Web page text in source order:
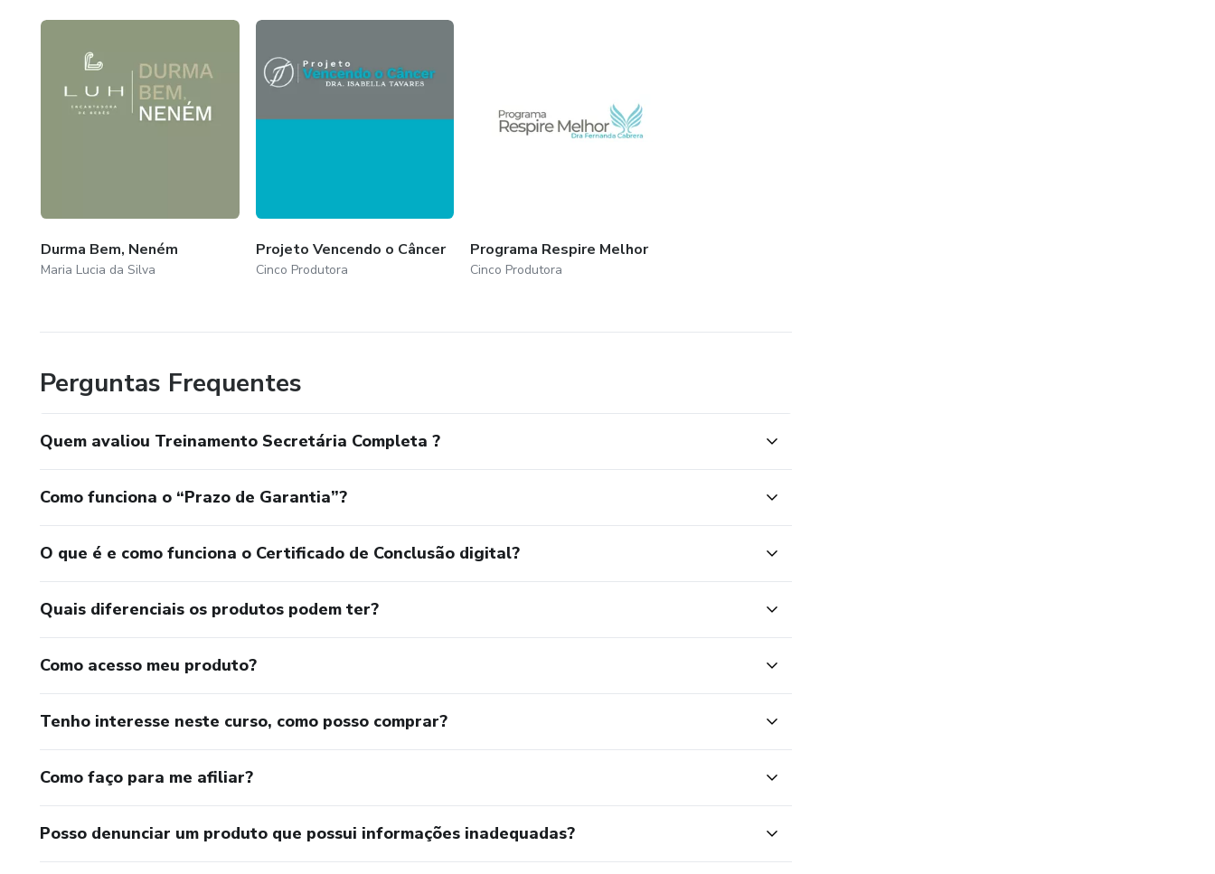
Durma Bem, Neném
Maria Lucia da Silva
Projeto Vencendo o Câncer
Cinco Produtora
Programa Respire Melhor
Cinco Produtora
Perguntas Frequentes
Quem avaliou Treinamento Secretária Completa ?
Como funciona o “Prazo de Garantia”?
O que é e como funciona o Certificado de Conclusão digital?
Quais diferenciais os produtos podem ter?
Como acesso meu produto?
Tenho interesse neste curso, como posso comprar?
Como faço para me afiliar?
Posso denunciar um produto que possui informações inadequadas?